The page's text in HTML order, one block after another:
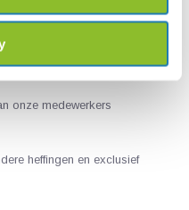
onze medewerkers
heffingen en exclusief